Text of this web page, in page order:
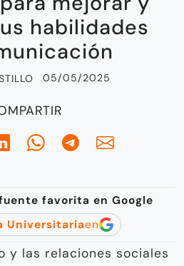
habilidades
05/05/2025
favorita en Google
Universitariaen
y las relaciones sociales